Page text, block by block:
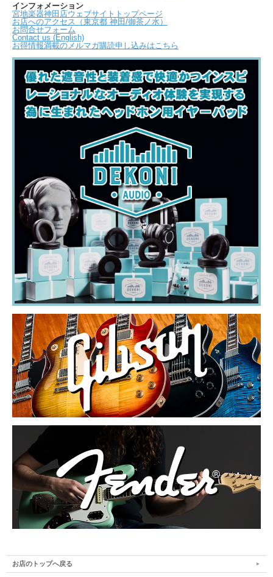
インフォメーション
宮地楽器神田店ウェブサイトトップページ
お店へのアクセス（東京都 神田/御茶ノ水）
お問合せフォーム
Contact us (English)
お得情報満載のメルマガ購読申し込みはこちら
お店のトップへ戻る